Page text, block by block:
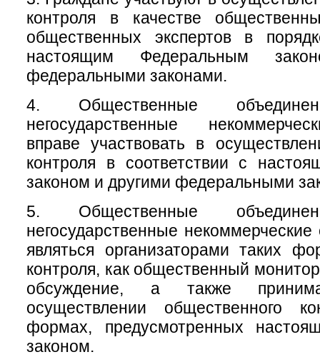
контроля в качестве
общественных экспертов в
настоящим Федеральным
федеральными законами.
4. Общественные
негосударственные
вправе участвовать в
контроля в соответствии с
законом и другими федеральными
5. Общественные
негосударственные некоммерческие
являться организаторами таких
контроля, как общественный
обсуждение, а также
осуществлении общественного
формах, предусмотренных
законом.